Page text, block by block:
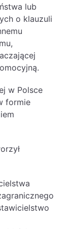
lub
o klauzuli
w Polsce
formie